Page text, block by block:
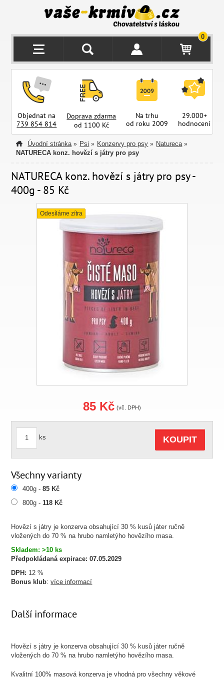
0
Objednat na
739 854 814
Doprava zdarma
od 1100 Kč
Na trhu
od roku 2009
29.000+
hodnocení
Úvodní stránka » Psi » Konzervy pro psy » Natureca »
NATURECA konz. hovězí s játry pro psy
NATURECA konz. hovězí s játry pro psy -
400g - 85 Kč
Odesíláme zítra
Hovězí s játry je konzerva obsahující 30 % kusů játer ručně
vložených do 70 % na hrubo namletýho hovězího masa.
Skladem: >10 ks
Předpokládaná expirace: 07.05.2029
DPH: 12 %
Bonus klub:více informací
85 Kč (vč. DPH)
ks KOUPIT
Všechny varianty
400g -85 Kč
800g -118 Kč
Další informace
Hovězí s játry je konzerva obsahující 30 % kusů játer ručně
vložených do 70 % na hrubo namletýho hovězího masa.
Kvalitní 100% masová konzerva je vhodná pro všechny věkové